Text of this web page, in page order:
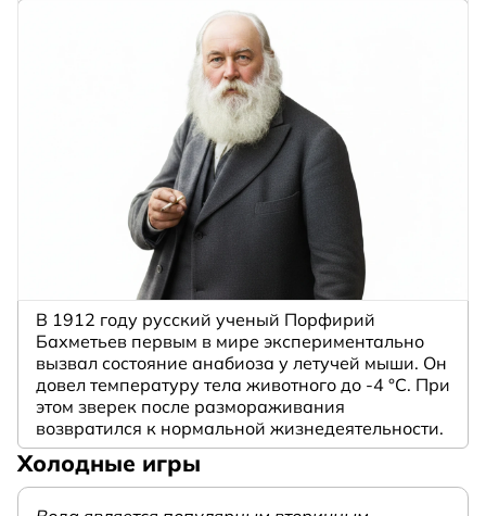
В 1912 году русский ученый Порфирий
Бахметьев первым в мире экспериментально
вызвал состояние анабиоза у летучей мыши. Он
довел температуру тела животного до -4 °C. При
этом зверек после размораживания
возвратился к нормальной жизнедеятельности.
Холодные игры